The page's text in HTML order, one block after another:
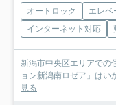
オートロック エレベ
インターネット対応
新潟市中央区エリアでの
ョン新潟南ロゼア」はい
見る